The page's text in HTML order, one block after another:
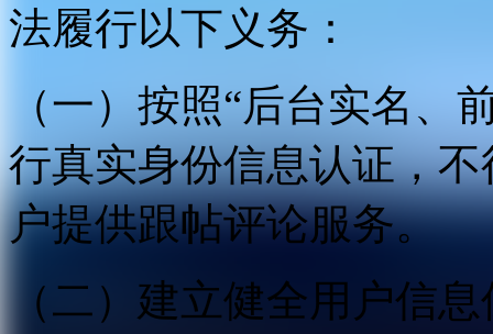
法履行以下义务：
（一）按照“后台实名、
行真实身份信息认证，
户提供跟帖评论服务。
（二）建立健全用户信